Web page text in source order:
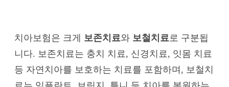
치아보험은 크게 보존치료와 보철치료 로 구분됩
니다. 보존치료는 충치 치료, 신경치료, 잇몸 치료
등 자연치아를 보호하는 치료를 포함하며, 보철치